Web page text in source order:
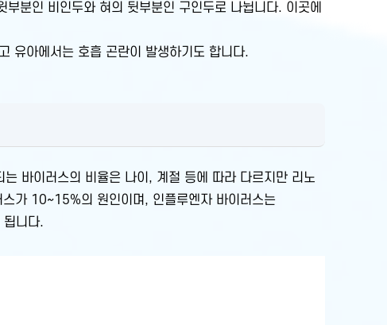
분인 비인두와 혀의 뒷부분인 구인두로 나뉩니다. 이곳에
유아에서는 호흡 곤란이 발생하기도 합니다.
바이러스의 비율은 나이, 계절 등에 따라 다르지만 리노
가 10~15%의 원인이며, 인플루엔자 바이러스는
니다.